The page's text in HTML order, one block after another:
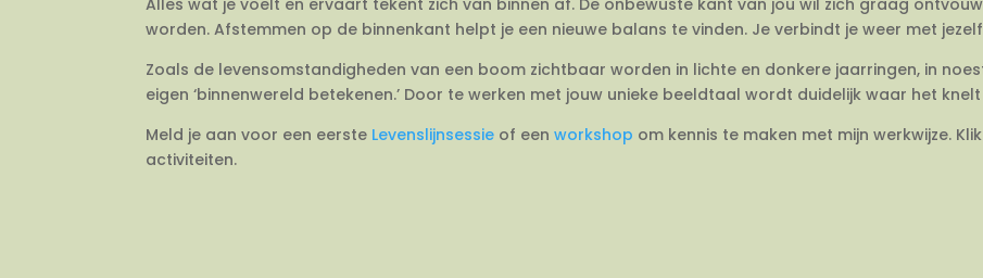
Alles wat je voelt en ervaart tekent zich van binnen af. De onbewuste kant van jou wil zich graag
worden. Afstemmen op de binnenkant helpt je een nieuwe balans te vinden. Je verbindt je weer met
Zoals de levensomstandigheden van een boom zichtbaar worden in lichte en donkere jaarringen, in
eigen ‘binnenwereld betekenen.’ Door te werken met jouw unieke beeldtaal wordt duidelijk waar het
Meld je aan voor een eerste Levenslijnsessie of eenworkshop om kennis te maken met mijn werkwijze.
activiteiten.